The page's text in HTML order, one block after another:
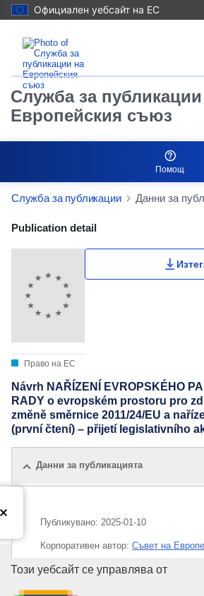
Официален уебсайт на ЕС
Служба за
Европейския съюз
Помощ
Служба за публикации Данни за
Publication Detail Actions
Publication detail
Право на ЕС
Návrh NAŘÍZENÍ EVROPSKÉHO
RADY o evropském prostoru pro
změně směrnice 2011/24/EU a
(první čtení) – přijetí legislativního
Данни за публикацията
Публикувано: 2025-01-10
Корпоративен aвтор: Съвет на
IMMC : ST 5142 2025 ADD 1
Служба за
Този уебсайт се управлява от